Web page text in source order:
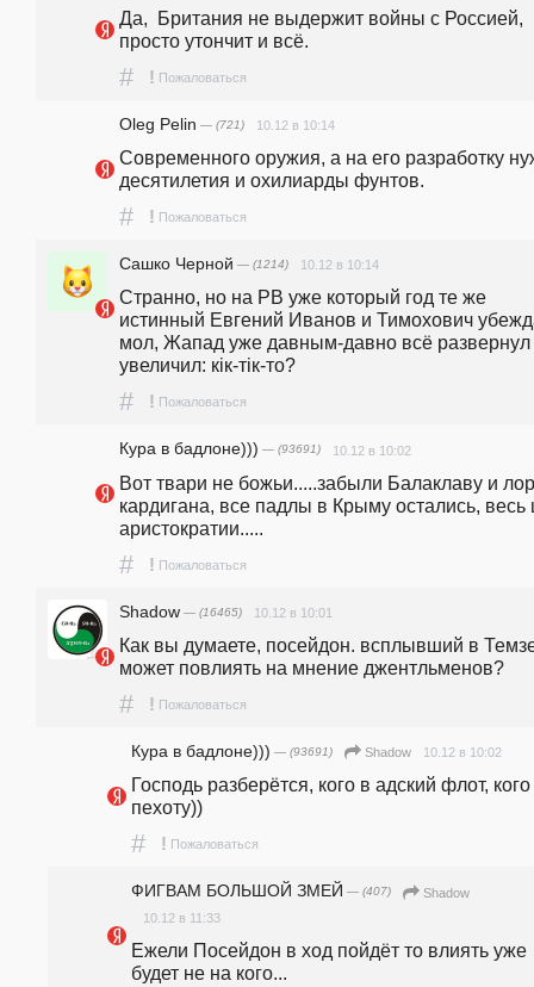
Да,  Британия не выдержит войны с Россией,
просто утончит и всё.
# ! Пожаловаться
Oleg Pelin — (721) 10.12 в 10:14
Современного оружия, а на его разработку
десятилетия и охилиарды фунтов.
# ! Пожаловаться
Сашко Черной — (1214) 10.12 в 10:14
Странно, но на РВ уже который год те же
истинный Евгений Иванов и Тимохович
мол, Жапад уже давным-давно всё развернул
увеличил: кiк-тiк-то?
# ! Пожаловаться
Кура в бадлоне))) — (93691) 10.12 в 10:02
Вот твари не божьи.....забыли Балаклаву и
кардигана, все падлы в Крыму остались, весь
аристократии.....
# ! Пожаловаться
Shadow — (16465) 10.12 в 10:01
Как вы думаете, посейдон. всплывший в
может повлиять на мнение джентльменов?
# ! Пожаловаться
Кура в бадлоне))) — (93691) Shadow 10.12 в 10:02
Господь разберётся, кого в адский флот,
пехоту))
# ! Пожаловаться
ФИГВАМ БОЛЬШОЙ ЗМЕЙ — (407)
Shadow
10.12 в 11:33
Ежели Посейдон в ход пойдёт то влиять уже
будет не на кого...